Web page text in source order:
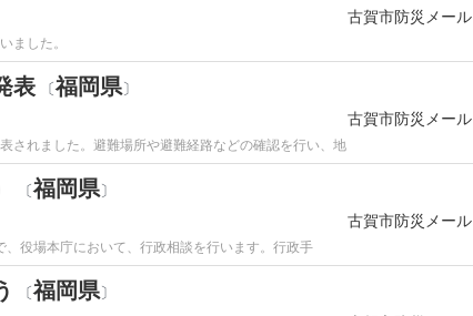
古賀市防災メール
ました。
表 〔福岡県〕
古賀市防災メール
されました。避難場所や避難経路などの確認を行い、地
〔福岡県〕
古賀市防災メール
役場本庁において、行政相談を行います。行政手
〔福岡県〕